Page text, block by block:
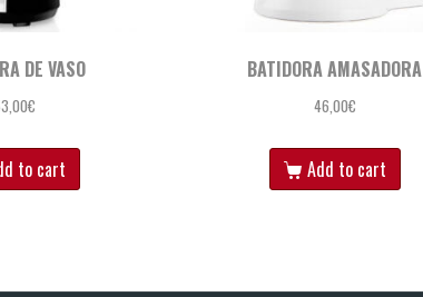
DE VASO
€
to cart
BATIDORA AMASADORA
46,00€
Add to cart